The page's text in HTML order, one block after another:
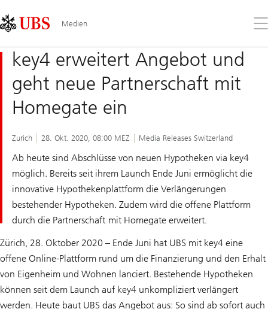
Links
Area
Medien
Sie
key4 erweitert Angebot und
geht neue Partnerschaft mit
Homegate ein
Zurich 28. Okt. 2020, 08:00 MEZ Media Releases Switzerland
Ab heute sind Abschlüsse von neuen Hypotheken via key4
möglich. Bereits seit ihrem Launch Ende Juni ermöglicht die
innovative Hypothekenplattform die Verlängerungen
bestehender Hypotheken. Zudem wird die offene Plattform
durch die Partnerschaft mit Homegate erweitert.
Zürich, 28. Oktober 2020 – Ende Juni hat UBS mit key4 eine
offene Online-Plattform rund um die Finanzierung und den Erhalt
von Eigenheim und Wohnen lanciert. Bestehende Hypotheken
können seit dem Launch auf key4 unkompliziert verlängert
werden. Heute baut UBS das Angebot aus: So sind ab sofort auch